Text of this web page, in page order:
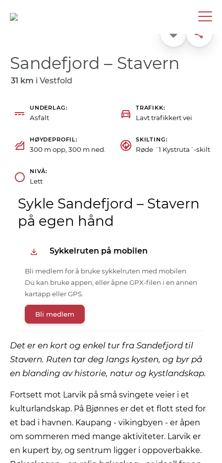
Favoritt Dele
Sandefjord – Stavern
31 km i Vestfold
UNDERLAG
Asfalt
TRAFIKK
Lavt trafikkert vei
HØYDEPROFIL
300 m opp, 300 m ned.
SKILTING
Røde ´1 Kystruta´-skilt
NIVÅ
Lett
Sykle Sandefjord – Stavern
på egen hånd
Sykkelruten på mobilen
Bli medlem for å bruke sykkelruten med mobilen.
Du kan bruke appen, eller åpne GPX-filen i en annen
kartapp eller GPS.
Bli medlem
Det er en kort og enkel tur fra Sandefjord til
Stavern. Ruten tar deg langs kysten, og byr på
en blanding av historie, natur og kystlandskap.
Fortsett mot Larvik på små svingete veier i et
kulturlandskap. På Bjønnes er det et flott sted for
et bad i havnen. Kaupang - vikingbyen - er åpen
om sommeren med mange aktiviteter. Larvik er
en kupert by, og sentrum ligger i oppoverbakke.